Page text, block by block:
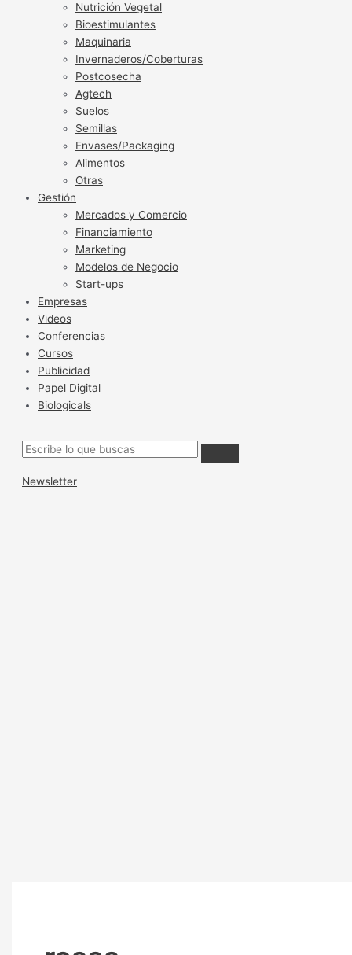
Nutrición Vegetal
Bioestimulantes
Maquinaria
Invernaderos/Coberturas
Postcosecha
Agtech
Suelos
Semillas
Envases/Packaging
Alimentos
Otras
Gestión
Mercados y Comercio
Financiamiento
Marketing
Modelos de Negocio
Start-ups
Empresas
Videos
Conferencias
Cursos
Publicidad
Papel Digital
Biologicals
Newsletter